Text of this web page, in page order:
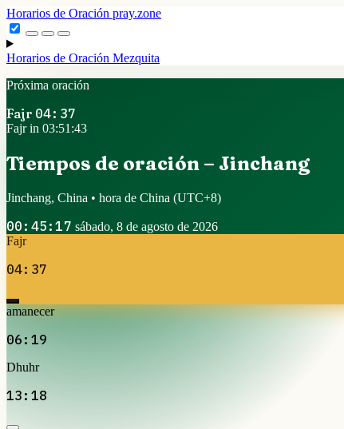
Horarios de Oración pray.zone
Horarios de Oración Mezquita
Próxima oración
Fajr 04:37
Fajr in 03:51:42
Tiempos de oración – Jinchang
Jinchang, China • hora de China (UTC+8)
00:45:18 sábado, 8 de agosto de 2026
Fajr
04:37
amanecer
06:19
Dhuhr
13:18